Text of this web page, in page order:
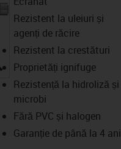
igus-icon-lupe
Rezistent la uleiuri și
agenți de răcire
Rezistent la crestături
Proprietăți ignifuge
Rezistență la hidroliză și
microbi
Fără PVC și halogen
Garanție de până la 4 ani